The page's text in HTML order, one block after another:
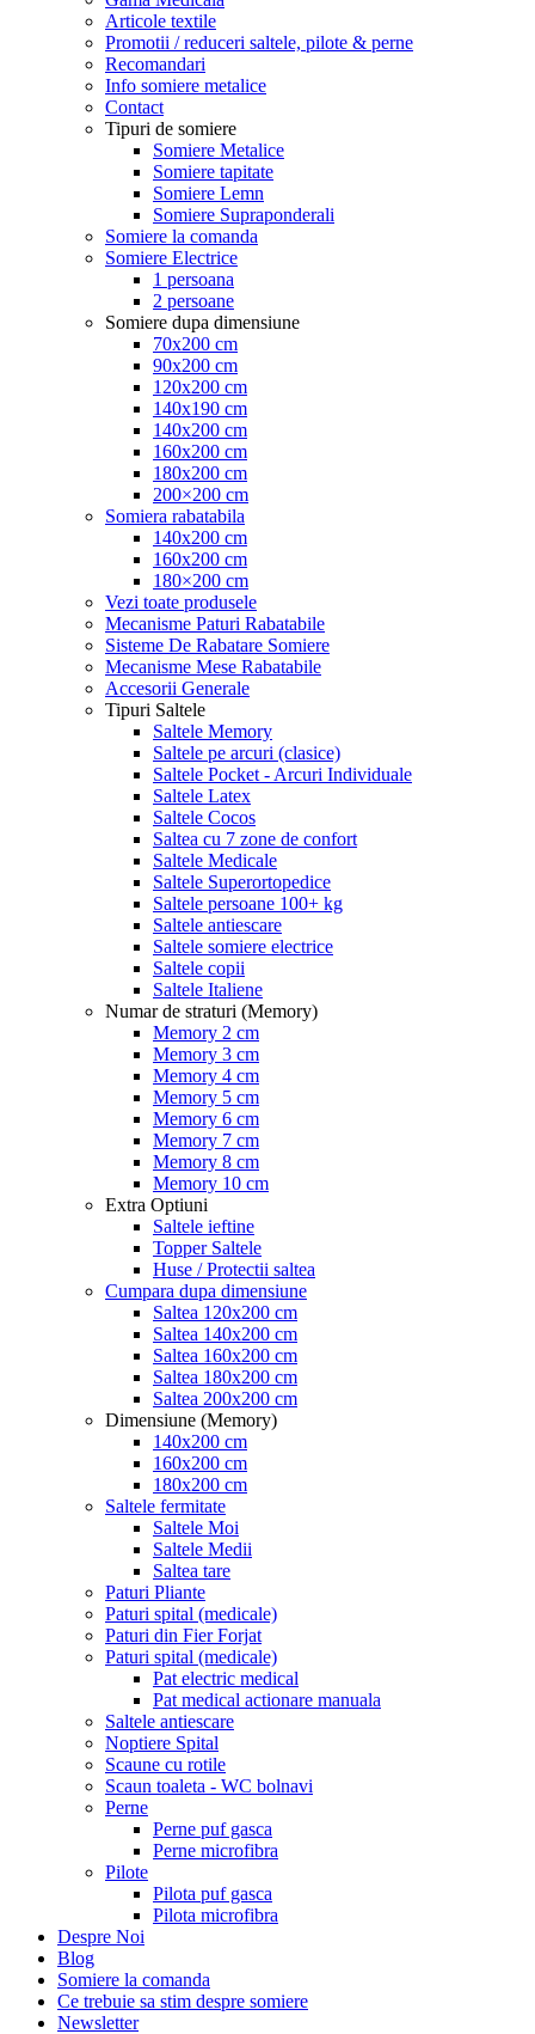
Articole textile
Promotii / reduceri saltele, pilote & perne
Recomandari
Info somiere metalice
Contact
Tipuri de somiere
Somiere Metalice
Somiere tapitate
Somiere Lemn
Somiere Supraponderali
Somiere la comanda
Somiere Electrice
1 persoana
2 persoane
Somiere dupa dimensiune
70x200 cm
90x200 cm
120x200 cm
140x190 cm
140x200 cm
160x200 cm
180x200 cm
200×200 cm
Somiera rabatabila
140x200 cm
160x200 cm
180×200 cm
Vezi toate produsele
Mecanisme Paturi Rabatabile
Sisteme De Rabatare Somiere
Mecanisme Mese Rabatabile
Accesorii Generale
Tipuri Saltele
Saltele Memory
Saltele pe arcuri (clasice)
Saltele Pocket - Arcuri Individuale
Saltele Latex
Saltele Cocos
Saltea cu 7 zone de confort
Saltele Medicale
Saltele Superortopedice
Saltele persoane 100+ kg
Saltele antiescare
Saltele somiere electrice
Saltele copii
Saltele Italiene
Numar de straturi (Memory)
Memory 2 cm
Memory 3 cm
Memory 4 cm
Memory 5 cm
Memory 6 cm
Memory 7 cm
Memory 8 cm
Memory 10 cm
Extra Optiuni
Saltele ieftine
Topper Saltele
Huse / Protectii saltea
Cumpara dupa dimensiune
Saltea 120x200 cm
Saltea 140x200 cm
Saltea 160x200 cm
Saltea 180x200 cm
Saltea 200x200 cm
Dimensiune (Memory)
140x200 cm
160x200 cm
180x200 cm
Saltele fermitate
Saltele Moi
Saltele Medii
Saltea tare
Paturi Pliante
Paturi spital (medicale)
Paturi din Fier Forjat
Paturi spital (medicale)
Pat electric medical
Pat medical actionare manuala
Saltele antiescare
Noptiere Spital
Scaune cu rotile
Scaun toaleta - WC bolnavi
Perne
Perne puf gasca
Perne microfibra
Pilote
Pilota puf gasca
Pilota microfibra
Despre Noi
Blog
Somiere la comanda
Ce trebuie sa stim despre somiere
Newsletter